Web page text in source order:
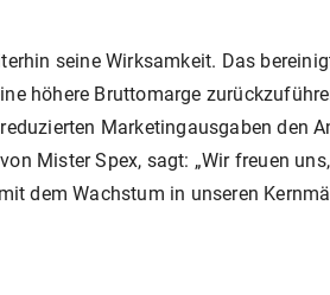
seine Wirksamkeit. Das
höhere Bruttomarge
Marketingausgaben den
Mister Spex, sagt: „Wir freuen
dem Wachstum in unseren